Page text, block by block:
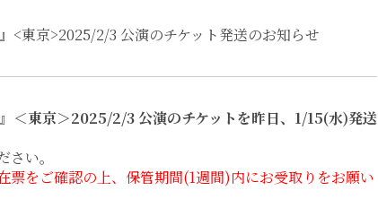
<東京>2025/2/3 公演のチケット発送のお知らせ
＜東京＞2025/2/3 公演のチケットを昨日、1/15(水)発送
い。
票をご確認の上、保管期間(1週間)内にお受取りをお願い